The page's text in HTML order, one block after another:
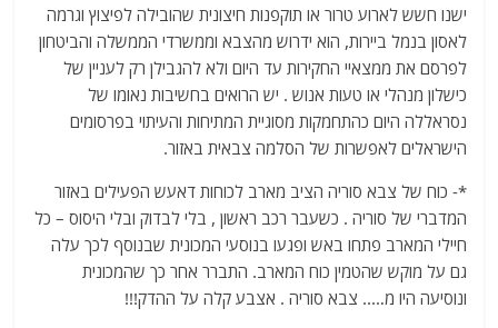
ישנו חשש לארוע טרור או תוקפנות חיצונית שהובילה לפיצוץ וגרמה
לאסון בנמל ביירות, הוא ידרוש מהצבא וממשרדי הממשלה והביטחון
לפרסם את ממצאיי החקירות עד היום ולא להגבילן רק לעניין של
כישלון מנהלי או טעות אנוש . יש הרואים בחשיבות נאומו של
נסראללה היום כהתחמקות מסוגיית המתיחות והעיתוי בפרסומים
הישראלים לאפשרות של הסלמה צבאית באזור.
*- כוח של צבא סוריה הציב מארב לכוחות דאעש הפעילים באזור
המדברי של סוריה . כשעבר רכב ראשון , בלי לבדוק ובלי היסוס – כל
חיילי המארב פתחו באש ופגעו בנוסעי המכונית שבנוסף לכך עלה
גם על מוקש שהטמין כוח המארב. התברר אחר כך שהמכונית
ונוסיעה היו מ….. צבא סוריה . אצבע קלה על ההדק!!!